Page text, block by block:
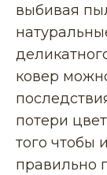
выбивая
ковер
потери
того чтобы
правильно